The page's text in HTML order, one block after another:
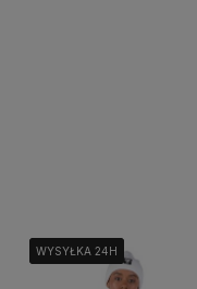
WYSYŁKA 24H
WYSYŁKA 24H
WYSYŁKA 24H